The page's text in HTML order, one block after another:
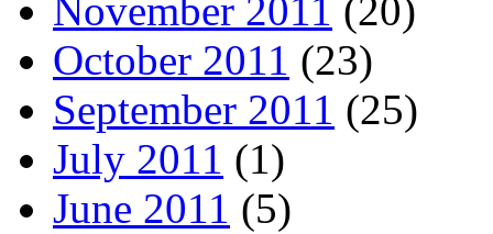
November 2011 (20)
October 2011 (23)
September 2011 (25)
July 2011 (1)
June 2011 (5)